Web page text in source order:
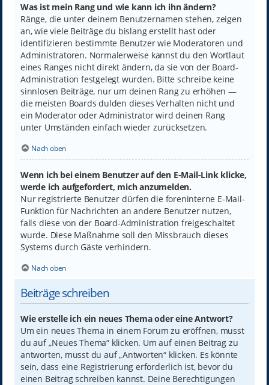
Was ist mein Rang und wie kann ich ihn ändern?
Ränge, die unter deinem Benutzernamen stehen, zeigen
an, wie viele Beiträge du bislang erstellt hast oder
identifizieren bestimmte Benutzer wie Moderatoren und
Administratoren. Normalerweise kannst du den Wortlaut
eines Ranges nicht direkt ändern, da sie von der Board-
Administration festgelegt wurden. Bitte schreibe keine
sinnlosen Beiträge, nur um deinen Rang zu erhöhen —
die meisten Boards dulden dieses Verhalten nicht und
ein Moderator oder Administrator wird deinen Rang
unter Umständen einfach wieder zurücksetzen.
Nach oben
Wenn ich bei einem Benutzer auf den E-Mail-Link klicke,
werde ich aufgefordert, mich anzumelden.
Nur registrierte Benutzer dürfen die foreninterne E-Mail-
Funktion für Nachrichten an andere Benutzer nutzen,
falls diese von der Board-Administration freigeschaltet
wurde. Diese Maßnahme soll den Missbrauch dieses
Systems durch Gäste verhindern.
Nach oben
Beiträge schreiben
Wie erstelle ich ein neues Thema oder eine Antwort?
Um ein neues Thema in einem Forum zu eröffnen, musst
du auf „Neues Thema“ klicken. Um auf einen Beitrag zu
antworten, musst du auf „Antworten“ klicken. Es könnte
sein, dass eine Registrierung erforderlich ist, bevor du
einen Beitrag schreiben kannst. Deine Berechtigungen